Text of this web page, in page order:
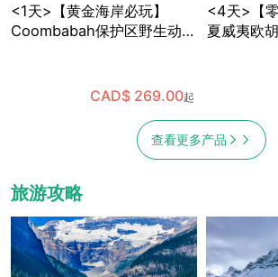
<1天>【黄金海岸必玩】
Coombabah保护区野生动物
含保护区与国家公园门票 (布
CAD$ 269.00起
<4天>【
夏威夷欧
查看更多产品
旅游攻略